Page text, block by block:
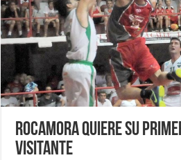
Rocamora quiere su
visitante